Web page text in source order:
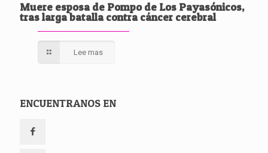
Muere esposa de Pompo de Los Payasónicos,
tras larga batalla contra cáncer cerebral
Lee mas
ENCUENTRANOS EN